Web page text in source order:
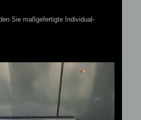
Sie maßgefertigte Individual-